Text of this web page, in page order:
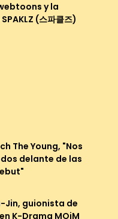
y la
(스파클즈)
The Young, "Nos
delante de las
Jin, guionista de
K-Drama MOiM